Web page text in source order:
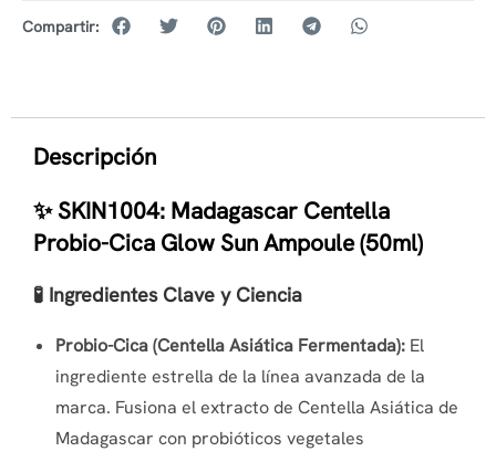
Compartir:
Descripción
✨ SKIN1004: Madagascar Centella
Probio-Cica Glow Sun Ampoule (50ml)
🧪 Ingredientes Clave y Ciencia
Probio-Cica (Centella Asiática Fermentada): El
ingrediente estrella de la línea avanzada de la
marca. Fusiona el extracto de Centella Asiática de
Madagascar con probióticos vegetales